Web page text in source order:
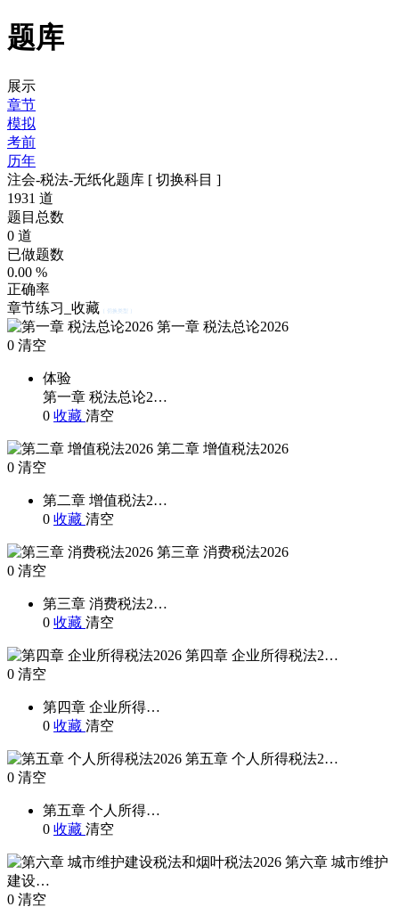
题库
展示
章节
模拟
考前
历年
注会-税法-无纸化题库 [ 切换科目 ]
1931 道
题目总数
0 道
已做题数
0.00 %
正确率
章节练习_收藏
[ 切换类型 ]
第一章 税法总论2026
0 清空
体验
第一章 税法总论2…
0 收藏 清空
第二章 增值税法2026
0 清空
第二章 增值税法2…
0 收藏 清空
第三章 消费税法2026
0 清空
第三章 消费税法2…
0 收藏 清空
第四章 企业所得税法2…
0 清空
第四章 企业所得…
0 收藏 清空
第五章 个人所得税法2…
0 清空
第五章 个人所得…
0 收藏 清空
第六章 城市维护
建设…
0 清空